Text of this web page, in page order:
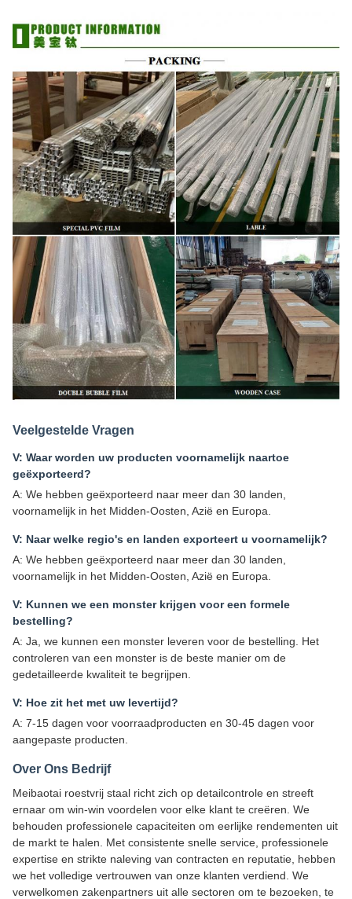
Veelgestelde Vragen
V: Waar worden uw producten voornamelijk naartoe
geëxporteerd?
A: We hebben geëxporteerd naar meer dan 30 landen,
voornamelijk in het Midden-Oosten, Azië en Europa.
V: Naar welke regio's en landen exporteert u voornamelijk?
A: We hebben geëxporteerd naar meer dan 30 landen,
voornamelijk in het Midden-Oosten, Azië en Europa.
V: Kunnen we een monster krijgen voor een formele
bestelling?
A: Ja, we kunnen een monster leveren voor de bestelling. Het
controleren van een monster is de beste manier om de
gedetailleerde kwaliteit te begrijpen.
V: Hoe zit het met uw levertijd?
A: 7-15 dagen voor voorraadproducten en 30-45 dagen voor
aangepaste producten.
Over Ons Bedrijf
Meibaotai roestvrij staal richt zich op detailcontrole en streeft
ernaar om win-win voordelen voor elke klant te creëren. We
behouden professionele capaciteiten om eerlijke rendementen uit
de markt te halen. Met consistente snelle service, professionele
expertise en strikte naleving van contracten en reputatie, hebben
we het volledige vertrouwen van onze klanten verdiend. We
verwelkomen zakenpartners uit alle sectoren om te bezoeken, te